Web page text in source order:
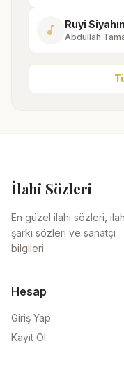
music_note Ruyi
Abdullah
İlahi Sözleri
En güzel ilahi sözleri,
şarkı sözleri ve sanatçı
bilgileri
Hesap
Giriş Yap
Kayıt Ol